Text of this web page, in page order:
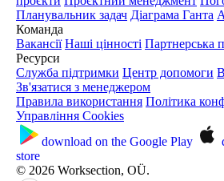
Планувальник задач Діаграма Ганта
Команда
Вакансії Наші цінності Партнерська
Ресурси
Служба підтримки Центр допомоги
Зв'язатися з менеджером
Правила використання Політика
Управління Cookies
download on the Google Play
store
© 2026 Worksection, OÜ.